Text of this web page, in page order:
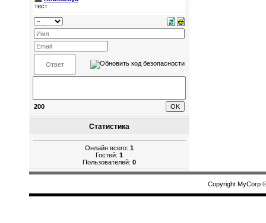
200
Статистика
Онлайн всего: 1
Гостей: 1
Пользователей: 0
Copyright MyCorp